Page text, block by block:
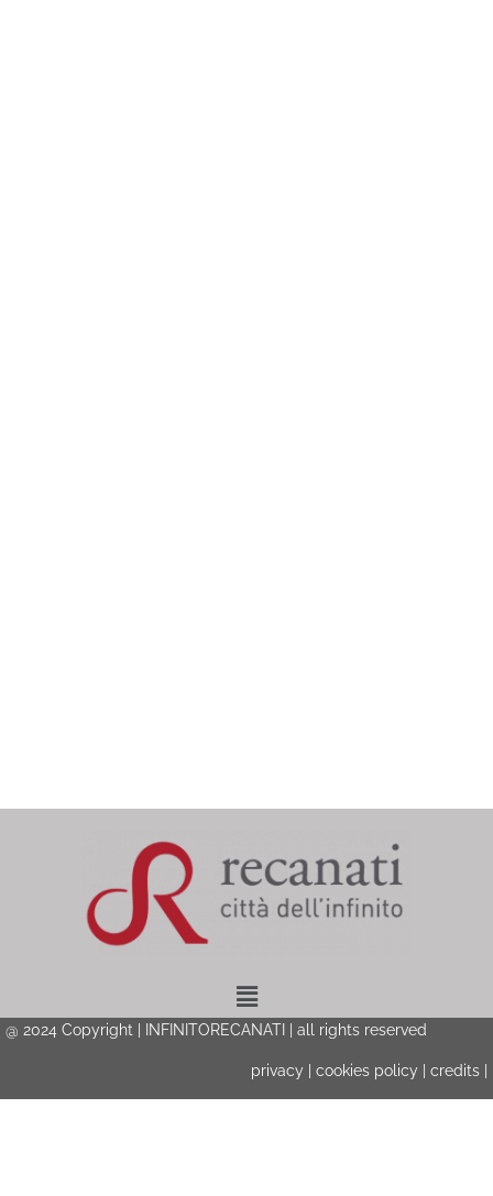
Menu
@ 2024 Copyright | INFINITORECANATI | all rights reserved
privacy cookies policy credits